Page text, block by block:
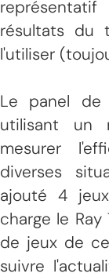
résultats du
l'utiliser
Le panel
utilisant un
mesurer
diverses
ajouté 4
charge le
de jeux de
suivre